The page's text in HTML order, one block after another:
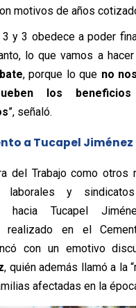
motivos de años
3 y 3 obedece a poder
lo que vamos a
, porque lo que no
los
”, señaló.
a Tucapel Jiménez
del Trabajo como otros
laborales y
hacia Tucapel
realizado en el
con un emotivo
, quién además llamó a la
afectadas en la